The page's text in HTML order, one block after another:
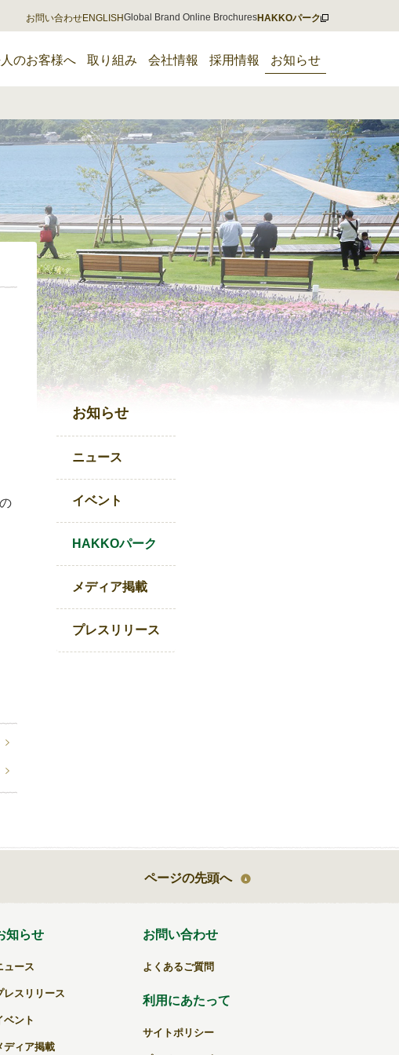
お問い合わせENGLISHGlobal Brand Online BrochuresHAKKOパーク
のお客様へ 取り組み 会社情報 採用情報 お知らせ
お知らせ
ニュース
イベント
HAKKOパーク
メディア掲載
プレスリリース
ページの先頭へ
知らせ
ュース
レスリリース
ベント
ディア掲載
お問い合わせ
よくあるご質問
利用にあたって
サイトポリシー